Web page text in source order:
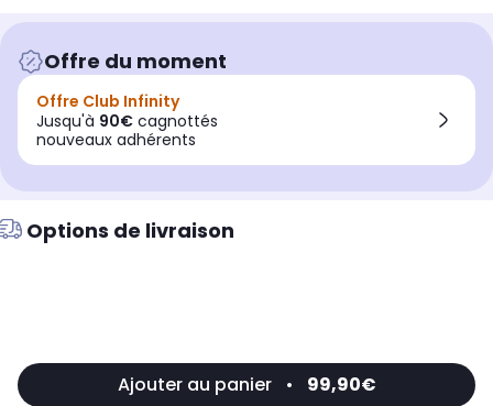
Offre du moment
Offre Club Infinity
Jusqu'à 90€ cagnottés
nouveaux adhérents
Options de livraison
Ajouter au panier • 99,90€